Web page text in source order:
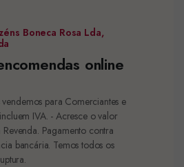
Boneca Rosa Lda,
online
para Comerciantes e
IVA. - Acresce o valor
Pagamento contra
bancária. Temos todos os